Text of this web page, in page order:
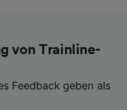
von Trainline-
Feedback geben als